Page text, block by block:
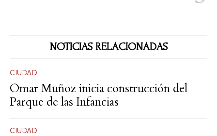
NOTICIAS RELACIONADAS
CIUDAD
Omar Muñoz inicia construcción del
Parque de las Infancias
CIUDAD